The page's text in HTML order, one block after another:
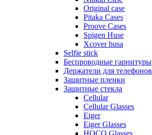
Original case
Pitaka Cases
Proove Cases
Spigen Huse
Xcover husa
Selfie stick
Беспроводные гарнитуры
Держатели для телефонов
Защитные пленки
Защитные стекла
Cellular
Cellular Glasses
Eiger
Eiger Glasses
HOCO Glasses